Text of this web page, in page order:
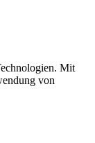
Mit
von